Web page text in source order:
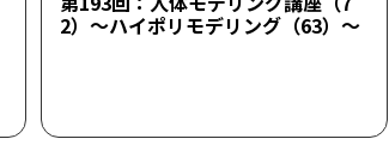
2）～ハイポリモデリング（63）～